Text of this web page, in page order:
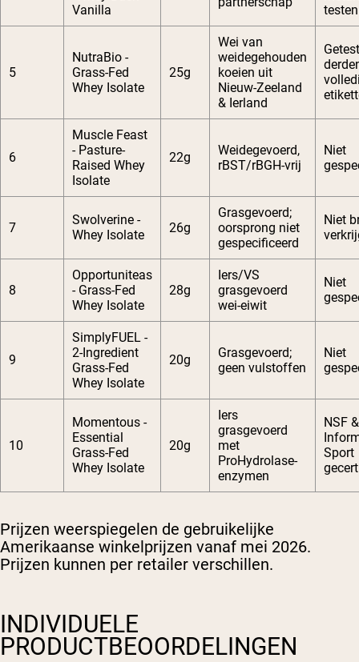
Vanilla
testen
5
NutraBio -
Grass-Fed
Whey Isolate
25g
Wei van
weidegehouden
koeien uit
Nieuw-Zeeland
& Ierland
6
Muscle Feast
- Pasture-
Raised Whey
Isolate
22g
Weidegevoerd,
rBST/rBGH-vrij
Niet
7
Swolverine -
Whey Isolate
26g
Grasgevoerd;
oorsprong niet
gespecificeerd
Niet
8
Opportuniteas
- Grass-Fed
Whey Isolate
28g
Iers/VS
grasgevoerd
wei-eiwit
Niet
9
SimplyFUEL -
2-Ingredient
Grass-Fed
Whey Isolate
20g
Grasgevoerd;
geen vulstoffen
Niet
10
Momentous -
Essential
Grass-Fed
Whey Isolate
20g
Iers
grasgevoerd
met
ProHydrolase-
enzymen
NSF &
Sport
Prijzen weerspiegelen de gebruikelijke
Amerikaanse winkelprijzen vanaf mei 2026.
Prijzen kunnen per retailer verschillen.
INDIVIDUELE
PRODUCTBEOORDELINGEN